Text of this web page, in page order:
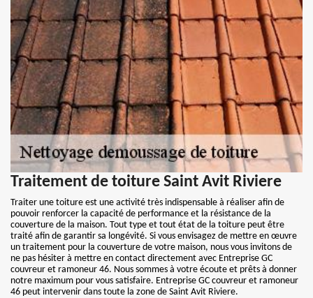
Traitement de toiture Saint Avit Riviere
Traiter une toiture est une activité très indispensable à réaliser afin de
pouvoir renforcer la capacité de performance et la résistance de la
couverture de la maison. Tout type et tout état de la toiture peut être
traité afin de garantir sa longévité. Si vous envisagez de mettre en œuvre
un traitement pour la couverture de votre maison, nous vous invitons de
ne pas hésiter à mettre en contact directement avec Entreprise GC
couvreur et ramoneur 46. Nous sommes à votre écoute et prêts à donner
notre maximum pour vous satisfaire. Entreprise GC couvreur et ramoneur
46 peut intervenir dans toute la zone de Saint Avit Riviere.